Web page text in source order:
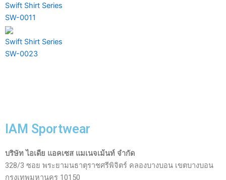
Swift Shirt Series
SW-0011
Swift Shirt Series
SW-0023
IAM Sportwear
บริษัท ไอเดีย แอคเซส แมเนจเม้นท์ จำกัด
328/3 ซอย พระยามนธาตุราชศรีพิจิตร์ คลองบางบอน เขตบางบอน
กรุงเทพมหานคร 10150